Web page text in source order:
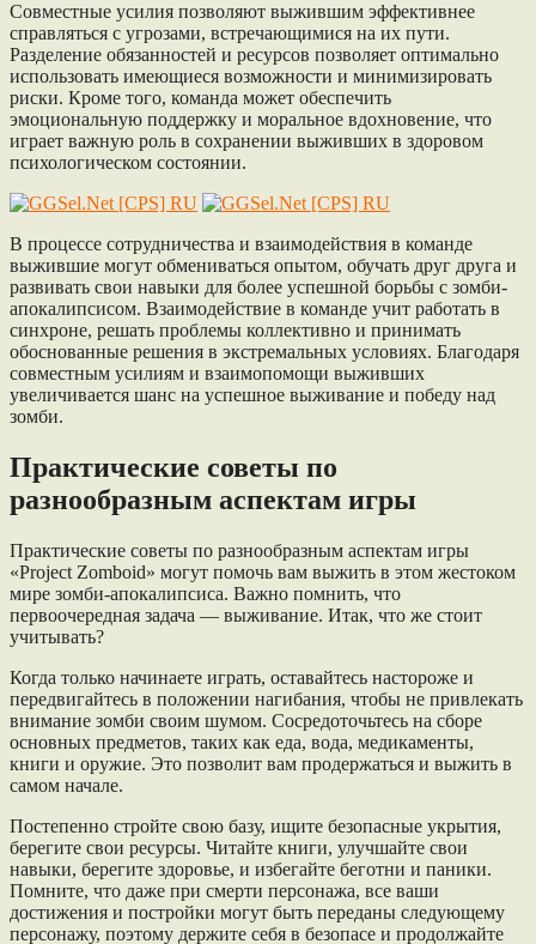
Совместные усилия позволяют выжившим эффективнее
справляться с угрозами, встречающимися на их пути.
Разделение обязанностей и ресурсов позволяет оптимально
использовать имеющиеся возможности и минимизировать
риски. Кроме того, команда может обеспечить
эмоциональную поддержку и моральное вдохновение, что
играет важную роль в сохранении выживших в здоровом
психологическом состоянии.
В процессе сотрудничества и взаимодействия в команде
выжившие могут обмениваться опытом, обучать друг друга и
развивать свои навыки для более успешной борьбы с зомби-
апокалипсисом. Взаимодействие в команде учит работать в
синхроне, решать проблемы коллективно и принимать
обоснованные решения в экстремальных условиях. Благодаря
совместным усилиям и взаимопомощи выживших
увеличивается шанс на успешное выживание и победу над
зомби.
Практические советы по
разнообразным аспектам игры
Практические советы по разнообразным аспектам игры
«Project Zomboid» могут помочь вам выжить в этом жестоком
мире зомби-апокалипсиса. Важно помнить, что
первоочередная задача — выживание. Итак, что же стоит
учитывать?
Когда только начинаете играть, оставайтесь настороже и
передвигайтесь в положении нагибания, чтобы не привлекать
внимание зомби своим шумом. Сосредоточьтесь на сборе
основных предметов, таких как еда, вода, медикаменты,
книги и оружие. Это позволит вам продержаться и выжить в
самом начале.
Постепенно стройте свою базу, ищите безопасные укрытия,
берегите свои ресурсы. Читайте книги, улучшайте свои
навыки, берегите здоровье, и избегайте беготни и паники.
Помните, что даже при смерти персонажа, все ваши
достижения и постройки могут быть переданы следующему
персонажу, поэтому держите себя в безопасе и продолжайте